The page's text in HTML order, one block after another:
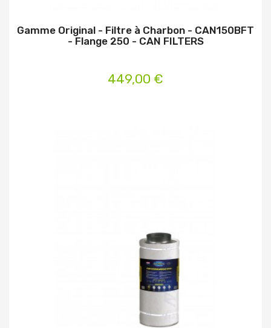
Gamme Original - Filtre à Charbon - CAN150BFT
- Flange 250 - CAN FILTERS
449,00 €